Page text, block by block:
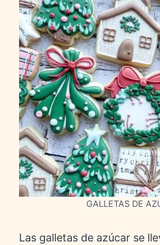
GALLETAS DE
Las galletas de azúcar se